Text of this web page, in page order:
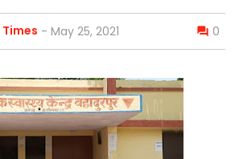
- May 25, 2021 0